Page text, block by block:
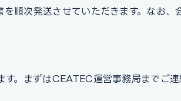
順次発送させていただきます。なお
。まずはCEATEC運営事務局までご連